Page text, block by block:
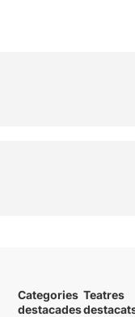
Categories
destacades
Teatres